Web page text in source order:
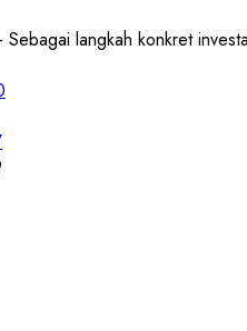
langkah konkret